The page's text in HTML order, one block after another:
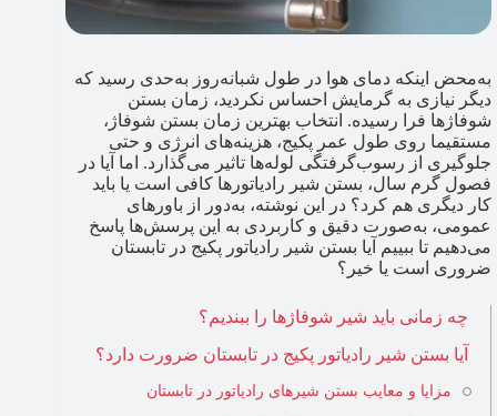
به‌محض اینکه دمای هوا در طول شبانه‌روز به‌حدی رسید که
دیگر نیازی به گرمایش احساس نکردید، زمان بستن
شوفاژها فرا رسیده. انتخاب بهترین زمان بستن شوفاژ،
مستقیما روی طول عمر پکیج، هزینه‌های انرژی و حتی
جلوگیری از رسوب‌گرفتگی لوله‌ها تاثیر می‌گذارد. اما آیا در
فصول گرم سال، بستن شیر رادیاتورها کافی است یا باید
کار دیگری هم کرد؟ در این نوشته، به‌دور از باورهای
عمومی، به‌صورت دقیق و کاربردی به این پرسش‌ها پاسخ
می‌دهیم تا ببییم آیا بستن شیر رادیاتور پکیج در تابستان
ضروری است یا خیر؟
چه زمانی باید شیر شوفاژها را ببندیم؟
آیا بستن شیر رادیاتور پکیج در تابستان ضرورت دارد؟
مزایا و معایب بستن شیرهای رادیاتور در تابستان